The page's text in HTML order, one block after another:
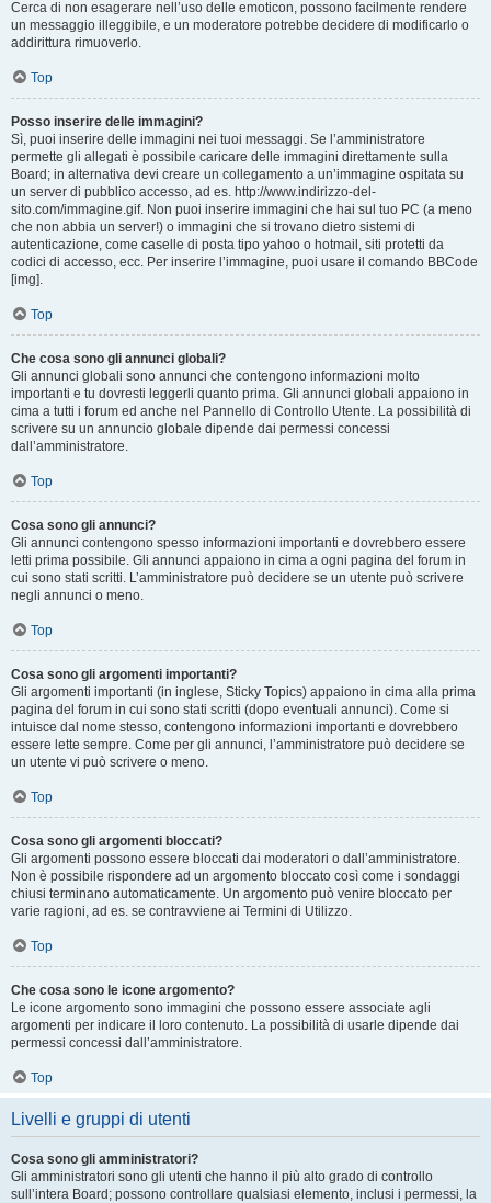
Cerca di non esagerare nell’uso delle emoticon, possono facilmente rendere
un messaggio illeggibile, e un moderatore potrebbe decidere di modificarlo o
addirittura rimuoverlo.
Top
Posso inserire delle immagini?
Sì, puoi inserire delle immagini nei tuoi messaggi. Se l’amministratore
permette gli allegati è possibile caricare delle immagini direttamente sulla
Board; in alternativa devi creare un collegamento a un’immagine ospitata su
un server di pubblico accesso, ad es. http://www.indirizzo-del-
sito.com/immagine.gif. Non puoi inserire immagini che hai sul tuo PC (a meno
che non abbia un server!) o immagini che si trovano dietro sistemi di
autenticazione, come caselle di posta tipo yahoo o hotmail, siti protetti da
codici di accesso, ecc. Per inserire l’immagine, puoi usare il comando BBCode
[img].
Top
Che cosa sono gli annunci globali?
Gli annunci globali sono annunci che contengono informazioni molto
importanti e tu dovresti leggerli quanto prima. Gli annunci globali appaiono in
cima a tutti i forum ed anche nel Pannello di Controllo Utente. La possibilità di
scrivere su un annuncio globale dipende dai permessi concessi
dall’amministratore.
Top
Cosa sono gli annunci?
Gli annunci contengono spesso informazioni importanti e dovrebbero essere
letti prima possibile. Gli annunci appaiono in cima a ogni pagina del forum in
cui sono stati scritti. L’amministratore può decidere se un utente può scrivere
negli annunci o meno.
Top
Cosa sono gli argomenti importanti?
Gli argomenti importanti (in inglese, Sticky Topics) appaiono in cima alla prima
pagina del forum in cui sono stati scritti (dopo eventuali annunci). Come si
intuisce dal nome stesso, contengono informazioni importanti e dovrebbero
essere lette sempre. Come per gli annunci, l’amministratore può decidere se
un utente vi può scrivere o meno.
Top
Cosa sono gli argomenti bloccati?
Gli argomenti possono essere bloccati dai moderatori o dall’amministratore.
Non è possibile rispondere ad un argomento bloccato così come i sondaggi
chiusi terminano automaticamente. Un argomento può venire bloccato per
varie ragioni, ad es. se contravviene ai Termini di Utilizzo.
Top
Che cosa sono le icone argomento?
Le icone argomento sono immagini che possono essere associate agli
argomenti per indicare il loro contenuto. La possibilità di usarle dipende dai
permessi concessi dall’amministratore.
Top
Livelli e gruppi di utenti
Cosa sono gli amministratori?
Gli amministratori sono gli utenti che hanno il più alto grado di controllo
sull’intera Board; possono controllare qualsiasi elemento, inclusi i permessi, la